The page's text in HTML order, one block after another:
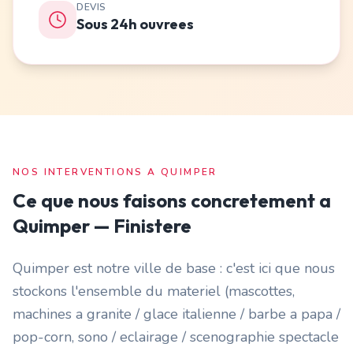
DEVIS
Sous 24h ouvrees
NOS INTERVENTIONS A QUIMPER
Ce que nous faisons concretement a
Quimper — Finistere
Quimper est notre ville de base : c'est ici que nous
stockons l'ensemble du materiel (mascottes,
machines a granite / glace italienne / barbe a papa /
pop-corn, sono / eclairage / scenographie spectacle